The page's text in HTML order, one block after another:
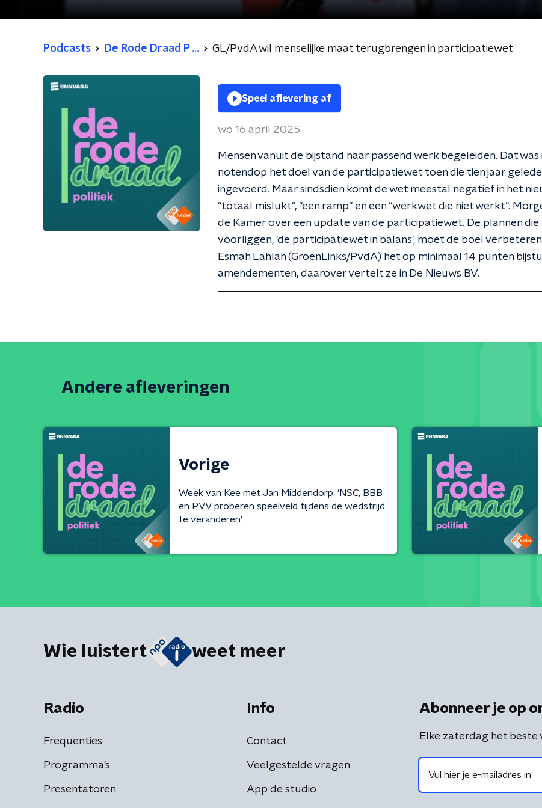
Podcasts De Rode Draad P ... GL/PvdA wil menselijke maat terugbrengen in participatiewet
Speel aflevering af
wo 16 april 2025
Mensen vanuit de bijstand naar passend werk begeleiden. Dat was
notendop het doel van de participatiewet toen die tien jaar
ingevoerd. Maar sindsdien komt de wet meestal negatief in het
"totaal mislukt", "een ramp" en een "werkwet die niet werkt".
de Kamer over een update van de participatiewet. De plannen die
voorliggen, 'de participatiewet in balans', moet de boel verbeteren.
Esmah Lahlah (GroenLinks/PvdA) het op minimaal 14 punten
amendementen, daarover vertelt ze in De Nieuws BV.
Andere afleveringen
Vorige
Week van Kee met Jan Middendorp: 'NSC, BBB
en PVV proberen speelveld tijdens de wedstrijd
te veranderen'
Wie luistert weet meer
Radio
Frequenties
Programma's
Presentatoren
Info
Contact
Veelgestelde vragen
App de studio
Abonneer je op
Elke zaterdag het beste